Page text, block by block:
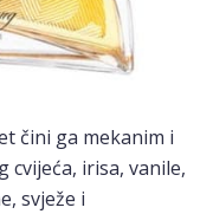
čini ga mekanim i
cvijeća, irisa, vanile,
svježe i